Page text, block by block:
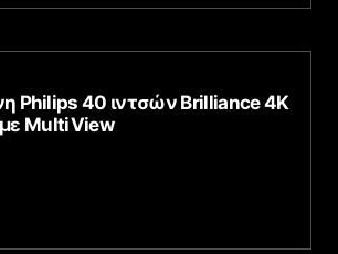
Philips 40 ιντσών Brilliance 4K
με MultiView